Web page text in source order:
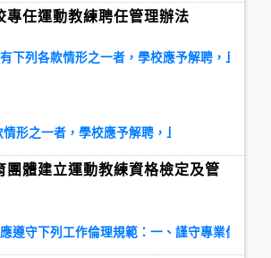
專任運動教練聘任管理辦法
下列各款情形之一者，學校應予解聘，且終
形之一者，學校應予解聘，且應議決一年至
團體建立運動教練資格檢定及管
遵守下列工作倫理規範：一、謹守專業倫理